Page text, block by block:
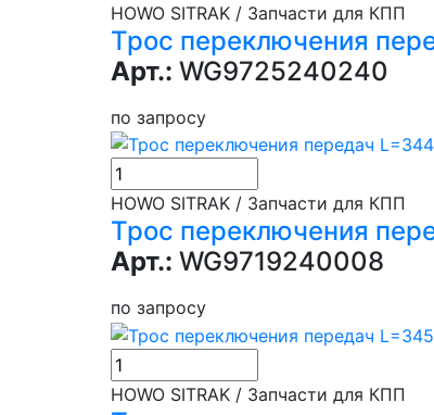
HOWO SITRAK / Запчасти для КПП
Трос переключения
Арт.: WG9725240240
по запросу
HOWO SITRAK / Запчасти для КПП
Трос переключения
Арт.: WG9719240008
по запросу
HOWO SITRAK / Запчасти для КПП